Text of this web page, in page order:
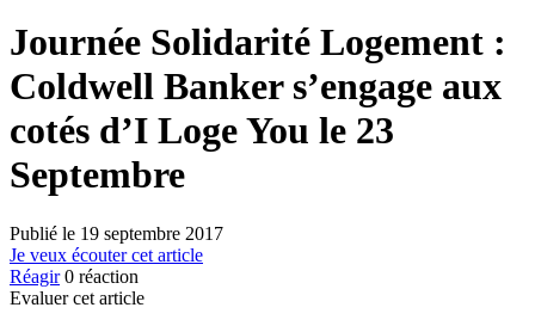
Journée Solidarité Logement :
Coldwell Banker s’engage aux
cotés d’I Loge You le 23
Septembre
Publié le 19 septembre 2017
Je veux écouter cet article
Réagir 0 réaction
Evaluer cet article